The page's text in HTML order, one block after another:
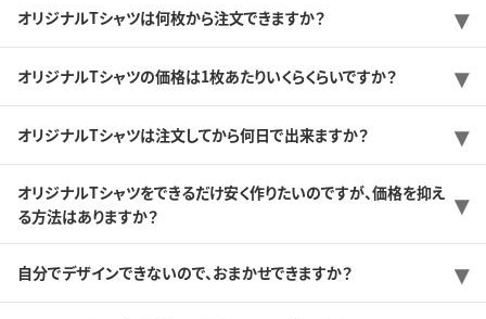
オリジナルTシャツは何枚から注文できますか？
オリジナルTシャツの価格は1枚あたりいくらくらいですか？
オリジナルTシャツは注文してから何日で出来ますか？
オリジナルTシャツをできるだけ安く作りたいのですが、価格を抑え
る方法はありますか？
自分でデザインできないので、おまかせできますか？